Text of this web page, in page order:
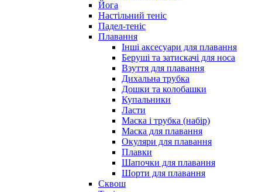
Йога
Настільний теніс
Падел-теніс
Плавання
Інші аксесуари для плавання
Беруші та затискачі для носа
Взуття для плавання
Дихальна трубка
Дошки та колобашки
Купальники
Ласти
Маска і трубка (набір)
Маска для плавання
Окуляри для плавання
Плавки
Шапочки для плавання
Шорти для плавання
Сквош